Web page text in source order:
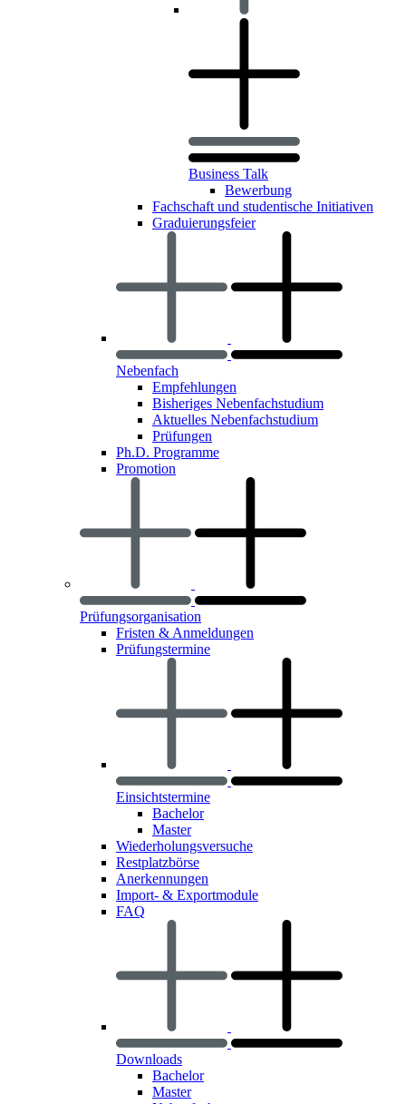
Business Talk
Bewerbung
Fachschaft und studentische Initiativen
Graduierungsfeier
Nebenfach
Empfehlungen
Bisheriges Nebenfachstudium
Aktuelles Nebenfachstudium
Prüfungen
Ph.D. Programme
Promotion
Prüfungsorganisation
Fristen & Anmeldungen
Prüfungstermine
Einsichtstermine
Bachelor
Master
Wiederholungsversuche
Restplatzbörse
Anerkennungen
Import- & Exportmodule
FAQ
Downloads
Bachelor
Master